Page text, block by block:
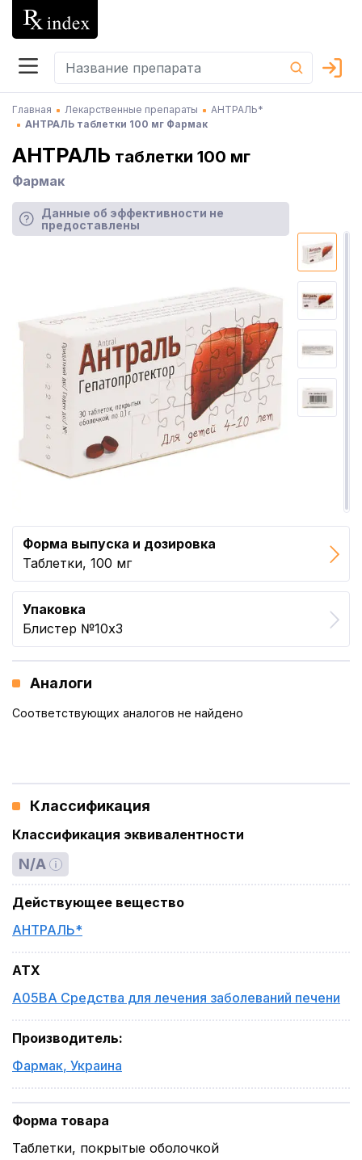
Главная Лекарственные препараты
АНТРАЛЬ*
АНТРАЛЬ таблетки 100 мг Фармак
АНТРАЛЬ таблетки 100 мг
Фармак
Данные об эффективности не
предоставлены
Форма выпуска и дозировка
Таблетки, 100 мг
Упаковка
Блистер №10x3
Аналоги
Соответствующих аналогов не найдено
Классификация
Классификация эквивалентности
N/A
Действующее вещество
АНТРАЛЬ*
ATX
A05BA Средства для лечения заболеваний печени
Производитель:
Фармак, Украина
Форма товара
Таблетки, покрытые оболочкой